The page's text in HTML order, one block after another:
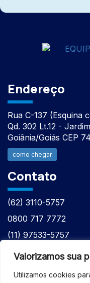
Valorizamos sua
Utilizamos cookies
Endereço
Rua C-137 (Esquina
Qd. 302 Lt.12 -
Goiânia/Goiás CEP
como chegar
Contato
(62) 3110-5757
0800 717 7772
(11) 97533-5757
(62) 98610-7777